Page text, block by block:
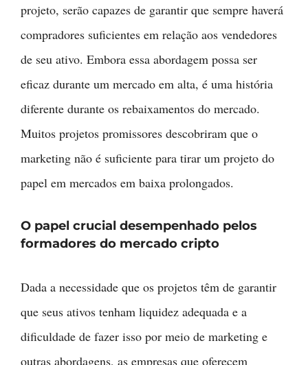
projeto, serão capazes de garantir que sempre haverá
compradores suficientes em relação aos vendedores
de seu ativo. Embora essa abordagem possa ser
eficaz durante um mercado em alta, é uma história
diferente durante os rebaixamentos do mercado.
Muitos projetos promissores descobriram que o
marketing não é suficiente para tirar um projeto do
papel em mercados em baixa prolongados.
O papel crucial desempenhado pelos
formadores do mercado cripto
Dada a necessidade que os projetos têm de garantir
que seus ativos tenham liquidez adequada e a
dificuldade de fazer isso por meio de marketing e
outras abordagens, as empresas que oferecem